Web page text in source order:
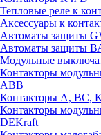
Тепловые реле к
Аксессуары к
Автоматы защиты
Автоматы защиты
Модульные
Контакторы
ABB
Контакторы А, ВС,
Контакторы
DEKraft